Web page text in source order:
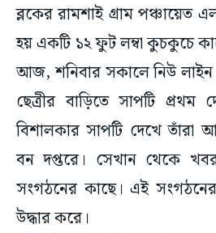
ব্লকের রামশাই গ্রাম পঞ্চায়েত
হয় একটি ১২ ফুট লম্বা কুচকুচে
আজ, শনিবার সকালে নিউ লাইন
ছেত্রীর বাড়িতে সাপটি প্রথম
বিশালকার সাপটি দেখে তাঁরা
বন দপ্তরে। সেখান থেকে
সংগঠনের কাছে। এই
উদ্ধার করে।